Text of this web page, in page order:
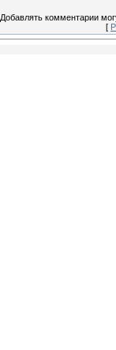
Добавлять комментарии
[